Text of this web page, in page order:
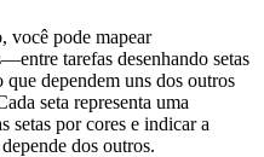
você pode mapear
tarefas desenhando setas
que dependem uns dos outros
seta representa uma
setas por cores e indicar a
dos outros.